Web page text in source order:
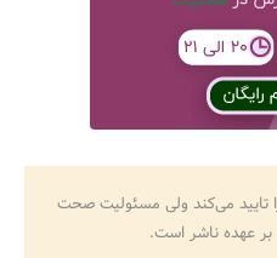
تایید می‌کند ولی مسئولیت صحت
عهده ناشر است.